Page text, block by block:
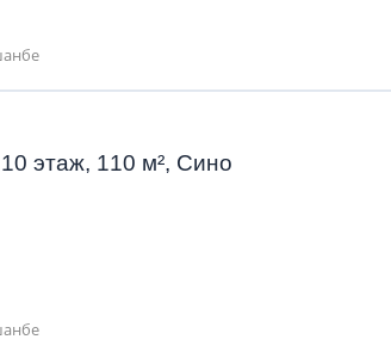
этаж, 110 м², Сино